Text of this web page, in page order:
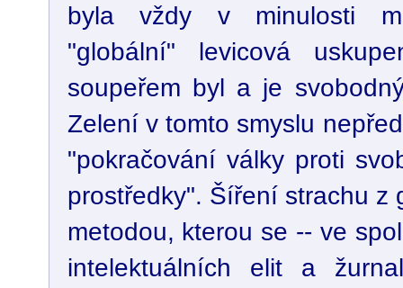
byla vždy v minulosti
"globální" levicová
soupeřem byl a je
Zelení v tomto smyslu
"pokračování války proti
prostředky". Šíření strachu z
metodou, kterou se -- ve
intelektuálních elit a